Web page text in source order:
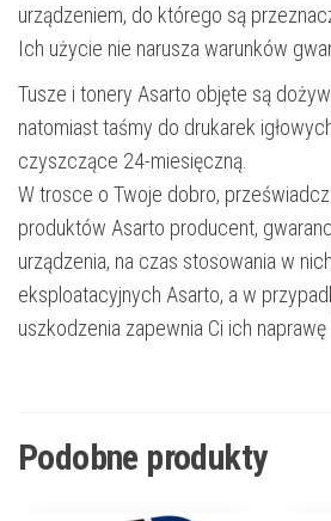
urządzeniem, do którego są
Ich użycie nie narusza warunków
Tusze i tonery Asarto objęte są
natomiast taśmy do drukarek
czyszczące 24-miesięczną.
W trosce o Twoje dobro,
produktów Asarto producent,
urządzenia, na czas stosowania w
eksploatacyjnych Asarto, a w
uszkodzenia zapewnia Ci ich naprawę
Podobne produkty